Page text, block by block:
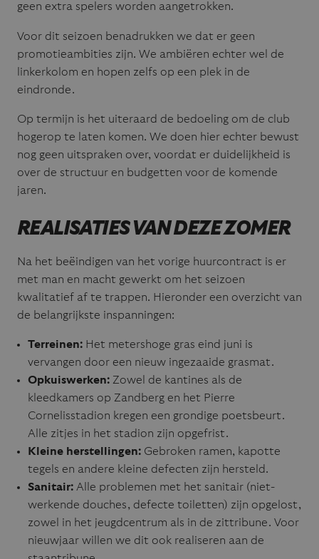
geen extra spelers worden aangetrokken.
Voor dit seizoen benadrukken we dat er geen
promotieambities zijn. We ambiëren echter wel de
linkerkolom en hopen zelfs op een plek in de
eindronde.
Op termijn is het uiteraard de bedoeling om de club
hogerop te laten komen. We doen hier echter bewust
nog geen uitspraken over, voordat er duidelijkheid is
over de structuur en budgetten voor de komende
jaren.
REALISATIES VAN DEZE ZOMER
Na het beëindigen van het vorige huurcontract is er
met man en macht gewerkt om het seizoen
kwalitatief af te trappen. Hieronder een overzicht van
de belangrijkste inspanningen:
Terreinen: Het metershoge gras eind juni is
vervangen door een nieuw ingezaaide grasmat.
Opkuiswerken: Zowel de kantines als de
kleedkamers op Zandberg en het Pierre
Cornelisstadion kregen een grondige poetsbeurt.
Alle zitjes in het stadion zijn opgefrist.
Kleine herstellingen: Gebroken ramen, kapotte
tegels en andere kleine defecten zijn hersteld.
Sanitair: Alle problemen met het sanitair (niet-
werkende douches, defecte toiletten) zijn opgelost,
zowel in het jeugdcentrum als in de zittribune. Voor
nieuwjaar willen we dit ook realiseren aan de